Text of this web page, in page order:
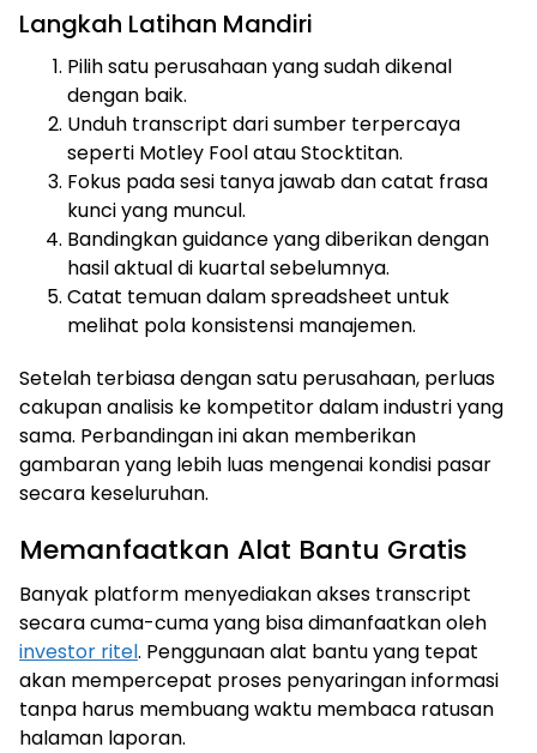
Langkah Latihan Mandiri
Pilih satu perusahaan yang sudah dikenal
dengan baik.
Unduh transcript dari sumber terpercaya
seperti Motley Fool atau Stocktitan.
Fokus pada sesi tanya jawab dan catat frasa
kunci yang muncul.
Bandingkan guidance yang diberikan dengan
hasil aktual di kuartal sebelumnya.
Catat temuan dalam spreadsheet untuk
melihat pola konsistensi manajemen.
Setelah terbiasa dengan satu perusahaan, perluas
cakupan analisis ke kompetitor dalam industri yang
sama. Perbandingan ini akan memberikan
gambaran yang lebih luas mengenai kondisi pasar
secara keseluruhan.
Memanfaatkan Alat Bantu Gratis
Banyak platform menyediakan akses transcript
secara cuma-cuma yang bisa dimanfaatkan oleh
investor ritel. Penggunaan alat bantu yang tepat
akan mempercepat proses penyaringan informasi
tanpa harus membuang waktu membaca ratusan
halaman laporan.